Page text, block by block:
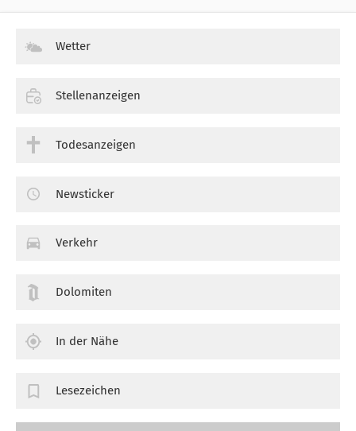
Wetter
Stellenanzeigen
Todesanzeigen
Newsticker
Verkehr
Dolomiten
In der Nähe
Lesezeichen